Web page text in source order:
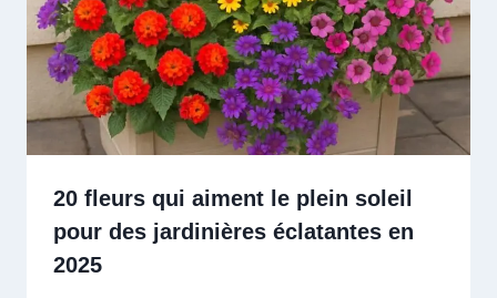
20 fleurs qui aiment le plein soleil
pour des jardinières éclatantes en
2025